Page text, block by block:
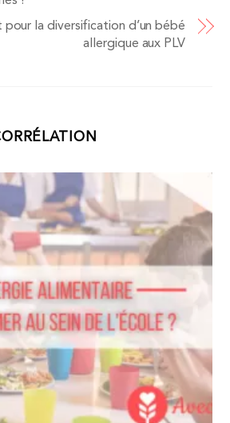
pour la diversification d’un bébé
allergique aux PLV